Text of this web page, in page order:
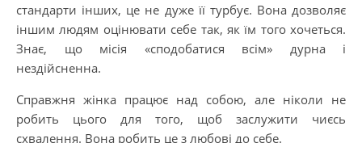
стандарти інших, це не дуже її турбує. Вона дозволяє
іншим людям оцінювати себе так, як їм того хочеться.
Знає, що місія «сподобатися всім» дурна і
нездійсненна.
Справжня жінка працює над собою, але ніколи не
робить цього для того, щоб заслужити чиєсь
схвалення. Вона робить це з любові до себе.